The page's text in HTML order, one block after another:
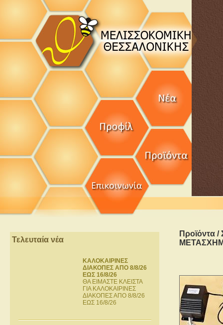
Τελευταία νέα
ΚΑΛΟΚΑΙΡΙΝΕΣ
ΔΙΑΚΟΠΕΣ ΑΠΟ 8/8/26
ΕΩΣ 16/8/26
ΘΑ ΕΙΜΑΣΤΕ ΚΛΕΙΣΤΑ
ΓΙΑ ΚΑΛΟΚΑΙΡΙΝΕΣ
ΔΙΑΚΟΠΕΣ ΑΠΟ 8/8/26
ΕΩΣ 16/8/26
Προϊόντα /